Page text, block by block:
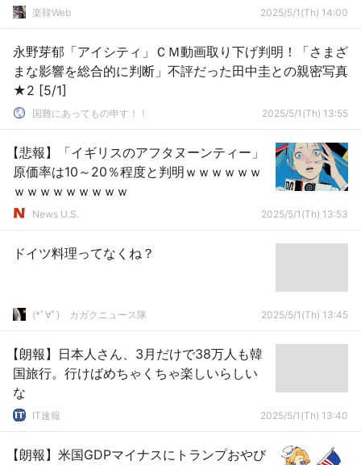
領への有罪判決」や「候補取りやめ」も？
楽韓Web 2025/5/1(Th) 14:00
永野芽郁「アイシティ」ＣＭ動画取り下げ判明！「さまざ
まな影響を総合的に判断」不評だった田中圭との親密写真
★2 [5/1]
国難にあってもの申す！！ 2025/5/1(Th) 13:55
【悲報】「イギリスのアフタヌーンティー」
原価率は10～20％程度と判明ｗｗｗｗｗｗ
ｗｗｗｗｗｗｗｗｗ
News U.S. 2025/5/1(Th) 13:53
ドイツ料理ってなくね？
(*ﾟ∀ﾟ)ゞカガクニュース隊 2025/5/1(Th) 13:45
【朗報】日本人さん、3月だけで38万人も韓
国旅行。行けばめちゃくちゃ楽しいらしい
な
IT速報 2025/5/1(Th) 13:40
【朗報】米国GDPマイナスにトランプおやび